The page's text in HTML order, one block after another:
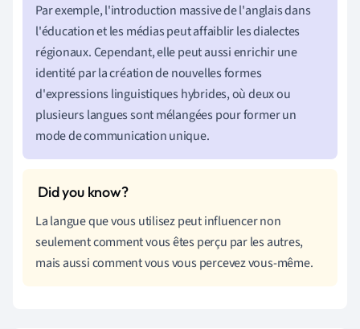
Par exemple, l'introduction massive de l'anglais dans
l'éducation et les médias peut affaiblir les dialectes
régionaux. Cependant, elle peut aussi enrichir une
identité par la création de nouvelles formes
d'expressions linguistiques hybrides, où deux ou
plusieurs langues sont mélangées pour former un
mode de communication unique.
La langue que vous utilisez peut influencer non
seulement comment vous êtes perçu par les autres,
mais aussi comment vous vous percevez vous-même.